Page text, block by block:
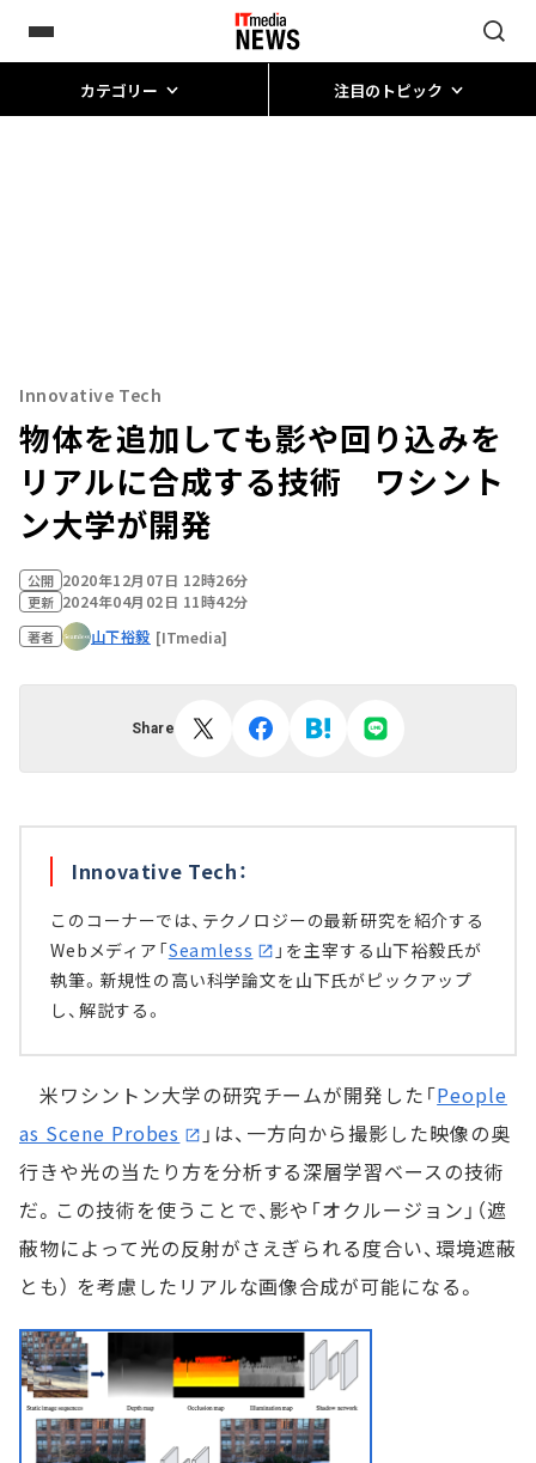
カテゴリー 注目のトピック
Innovative Tech
物体を追加しても影や回り込みを
リアルに合成する技術 ワシント
ン大学が開発
公開 2020年12月07日 12時26分
更新 2024年04月02日 11時42分
著者 山下裕毅 [ITmedia]
Share
Innovative Tech：
このコーナーでは、テクノロジーの最新研究を紹介する
Webメディア「Seamless
」を主宰する山下裕毅氏が
執筆。新規性の高い科学論文を山下氏がピックアップ
し、解説する。
米ワシントン大学の研究チームが開発した「People
as Scene Probes
」は、一方向から撮影した映像の奥
行きや光の当たり方を分析する深層学習ベースの技術
だ。この技術を使うことで、影や「オクルージョン」（遮
蔽物によって光の反射がさえぎられる度合い、環境遮蔽
とも） を考慮したリアルな画像合成が可能になる。